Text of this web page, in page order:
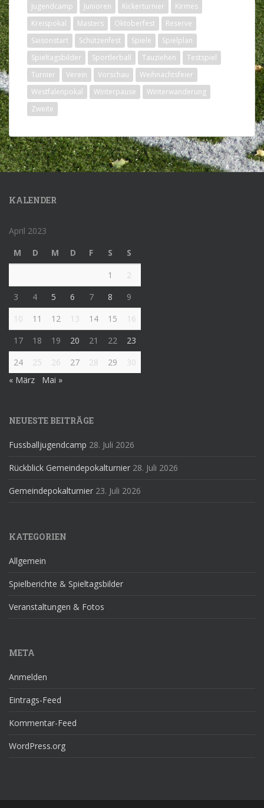
Jugendcamp
Junioren Kickerturnier
Kirmes
Kreispokal
Masters Oktoberfest
Reserve
Saisonstart
Schützenfest Spiele
Spielplan
Spieltagsbilder
Sportlerball Tauziehen
Testspiel
Turnier
Verein Vorschau
Weihnachtsfeier
Westfalenpokal
Winterpause
Winterwanderung
Zweite
KALENDER
April 2023
M
D M D F S
S
1
2
3
4 5 6 7 8
9
10
11 12 13 14 15
16
17
18 19 20 21 22
23
24
25 26 27 28 29
30
« März
Mai »
NEUESTE BEITRÄGE
Fussballjugendcamp 28. Juli 2026
Rückblick Gemeindepokalturnier 28. Juli 2026
Gemeindepokalturnier 23. Juli 2026
KATEGORIEN
Allgemein
Spielberichte & Spieltagsbilder
Veranstaltungen & Fotos
META
Anmelden
Eintrags-Feed
Kommentar-Feed
WordPress.org